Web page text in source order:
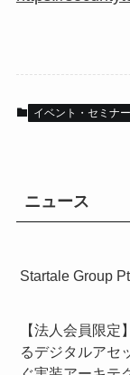
イベント・セミナー
ニュース
Startale Group
【法人会員限
るデジタルアセ